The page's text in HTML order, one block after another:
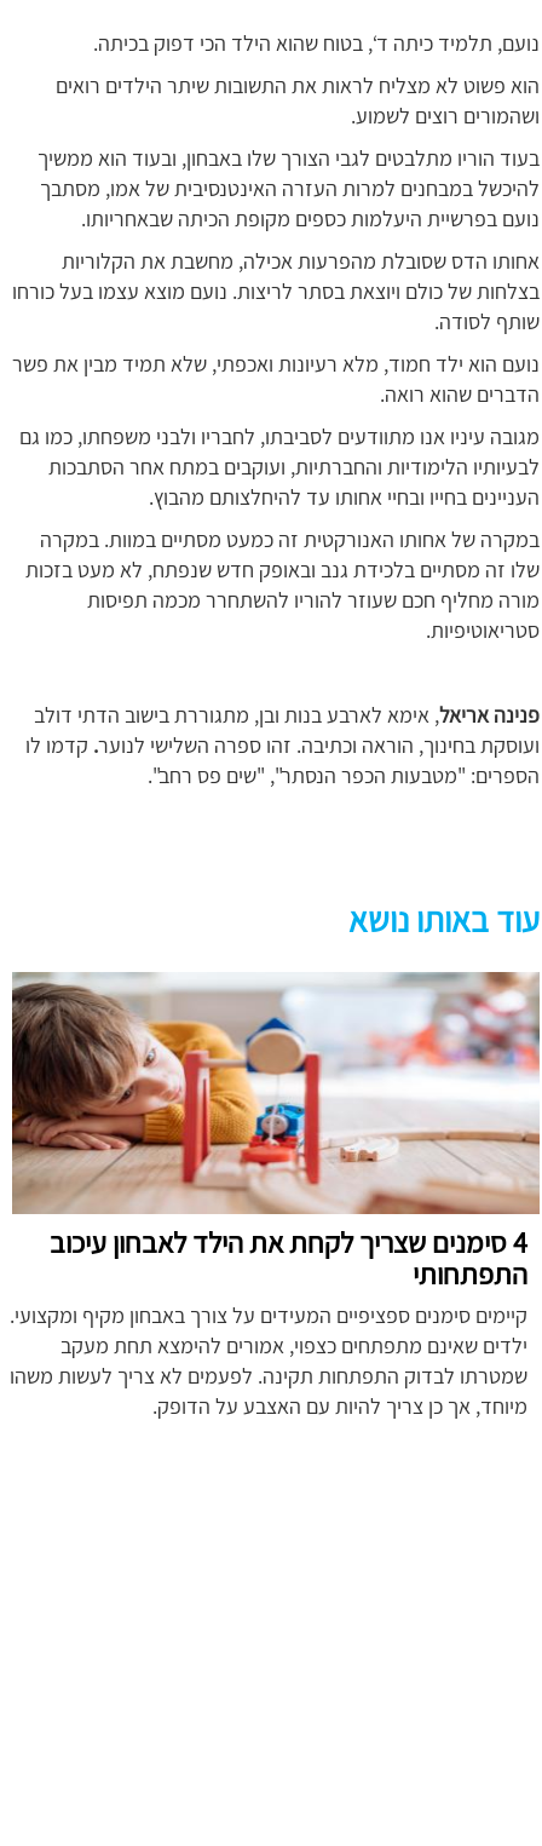
נועם, תלמיד כיתה ד‘, בטוח שהוא הילד הכי דפוק בכיתה.
הוא פשוט לא מצליח לראות את התשובות שיתר הילדים רואים
ושהמורים רוצים לשמוע.
בעוד הוריו מתלבטים לגבי הצורך שלו באבחון, ובעוד הוא ממשיך
להיכשל במבחנים למרות העזרה האינטנסיבית של אמו, מסתבך
נועם בפרשיית היעלמות כספים מקופת הכיתה שבאחריותו.
אחותו הדס שסובלת מהפרעות אכילה, מחשבת את הקלוריות
בצלחות של כולם ויוצאת בסתר לריצות. נועם מוצא עצמו בעל כורחו
שותף לסודה.
נועם הוא ילד חמוד, מלא רעיונות ואכפתי, שלא תמיד מבין את פשר
הדברים שהוא רואה.
מגובה עיניו אנו מתוודעים לסביבתו, לחבריו ולבני משפחתו, כמו גם
לבעיותיו הלימודיות והחברתיות, ועוקבים במתח אחר הסתבכות
העניינים בחייו ובחיי אחותו עד להיחלצותם מהבוץ.
במקרה של אחותו האנורקטית זה כמעט מסתיים במוות. במקרה
שלו זה מסתיים בלכידת גנב ובאופק חדש שנפתח, לא מעט בזכות
מורה מחליף חכם שעוזר להוריו להשתחרר מכמה תפיסות
סטריאוטיפיות.
פנינה אריאל, אימא לארבע בנות ובן, מתגוררת בישוב הדתי דולב
ועוסקת בחינוך, הוראה וכתיבה. זהו ספרה השלישי לנוער. קדמו לו
הספרים: "מטבעות הכפר הנסתר", "שים פס רחב".
עוד באותו נושא
4 סימנים שצריך לקחת את הילד לאבחון עיכוב
התפתחותי
קיימים סימנים ספציפיים המעידים על צורך באבחון מקיף ומקצועי.
ילדים שאינם מתפתחים כצפוי, אמורים להימצא תחת מעקב
שמטרתו לבדוק התפתחות תקינה. לפעמים לא צריך לעשות משהו
מיוחד, אך כן צריך להיות עם האצבע על הדופק.